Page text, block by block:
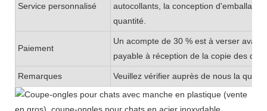
Service personnalisé
autocollants, la conception
quantité.
Paiement
Un acompte de 30 % est à verser
payable à réception de la copie des
Remarques Veuillez vérifier auprès de nous la